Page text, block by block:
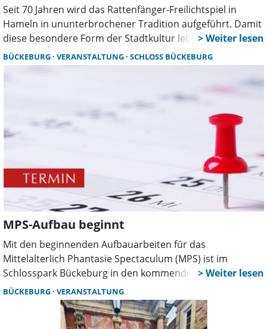
Seit 70 Jahren wird das Rattenfänger-Freilichtspiel in
Hameln in ununterbrochener Tradition aufgeführt. Damit
diese besondere Form der Stadtkultur lebendig bleibt,
sucht die Spielgruppe neue Mitwirkende: Kinder,
Jugendliche, junge Erwachsene und Erwachsene sind
eingeladen, Teil der Aufführungen auf der Hochzeitshaus-
BÜCKEBURG VERANSTALTUNG SCHLOSS BÜCKEBURG
MPS-Aufbau beginnt
Mit den beginnenden Aufbauarbeiten für das
Mittelalterlich Phantasie Spectaculum (MPS) ist im
Schlosspark Bückeburg in den kommenden Tagen bereits
mit Einschränkungen zu rechnen.
BÜCKEBURG VERANSTALTUNG